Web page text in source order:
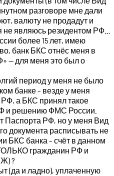
разговоре мне дали
валюту не продадут и
являюсь резидентом РФ…
более 15 лет, имею
банк БКС отнёс меня в
— для меня это был о
период у меня не было
банке – везде у меня
РФ, а БКС принял такое
и решению ФМС России.
Паспорта РФ, но у меня Вид
документа расписывать не
БКС банка – счёт в данном
гражданин РФ и
?
(да и ладно), уплаченную